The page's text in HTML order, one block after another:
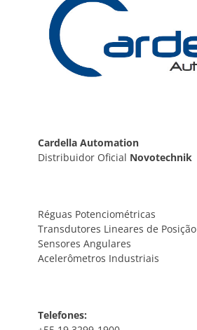
Cardella Automation
Distribuidor Oficial Novotechnik
Réguas Potenciométricas
Transdutores Lineares de Posição
Sensores Angulares
Acelerômetros Industriais
Telefones: